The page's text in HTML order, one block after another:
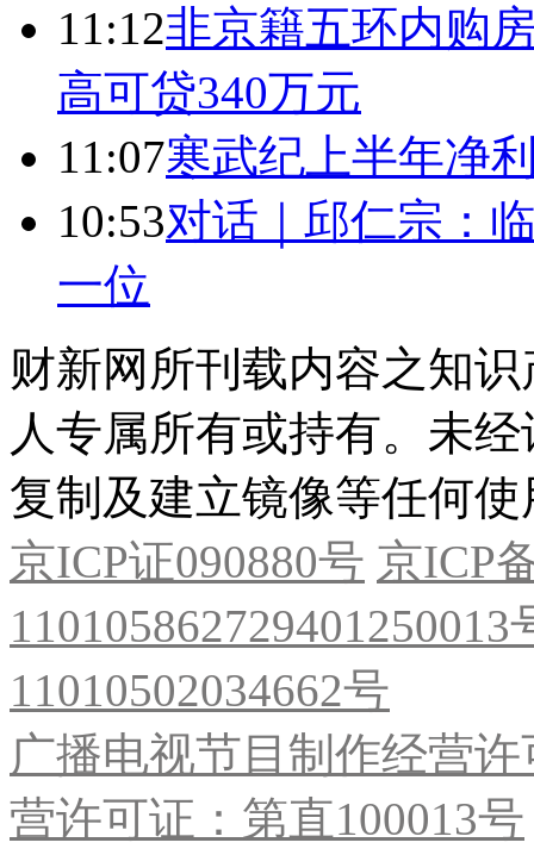
11:12非京籍五环内购
高可贷340万元
11:07寒武纪上半年净
10:53对话｜邱仁宗：
一位
财新网所刊载内容之知
人专属所有或持有。未
复制及建立镜像等任何使
京ICP证090880号 京ICP
11010502034662号
广播电视节目制作经营
营许可证：第直100013号